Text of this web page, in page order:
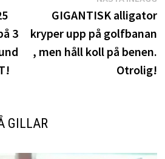
3
GIGANTISK alligator
kryper upp på golfbanan
, men håll koll på benen.
Otrolig!
GILLAR